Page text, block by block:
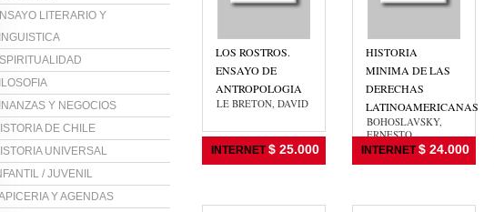
LITERARIO Y
Y NEGOCIOS
DE CHILE
UNIVERSAL
/ JUVENIL
Y AGENDAS
LOS ROSTROS.
ENSAYO DE
ANTROPOLOGIA
LE BRETON, DAVID
INTERNET $ 25.000
HISTORIA
MINIMA DE LAS
DERECHAS
LATINOAMERICANAS
BOHOSLAVSKY,
ERNESTO
INTERNET $ 24.000